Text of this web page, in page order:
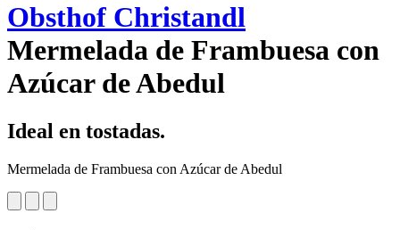
Obsthof Christandl
Mermelada de Frambuesa con
Azúcar de Abedul
Ideal en tostadas.
Mermelada de Frambuesa con Azúcar de Abedul